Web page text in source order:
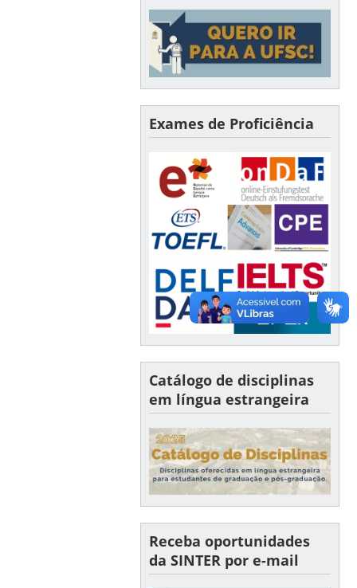
Exames de Proficiência
Catálogo de disciplinas
em língua estrangeira
Receba oportunidades
da SINTER por e-mail